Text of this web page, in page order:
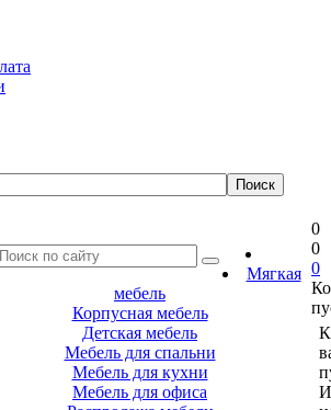
Мягкая
мебель
Корпусная мебель
Детская мебель
Мебель для спальни
Мебель для кухни
Мебель для офиса
0
0
0